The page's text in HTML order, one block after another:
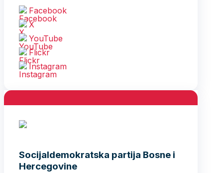
Facebook
X
YouTube
Flickr
Instagram
Socijaldemokratska partija Bosne i
Hercegovine